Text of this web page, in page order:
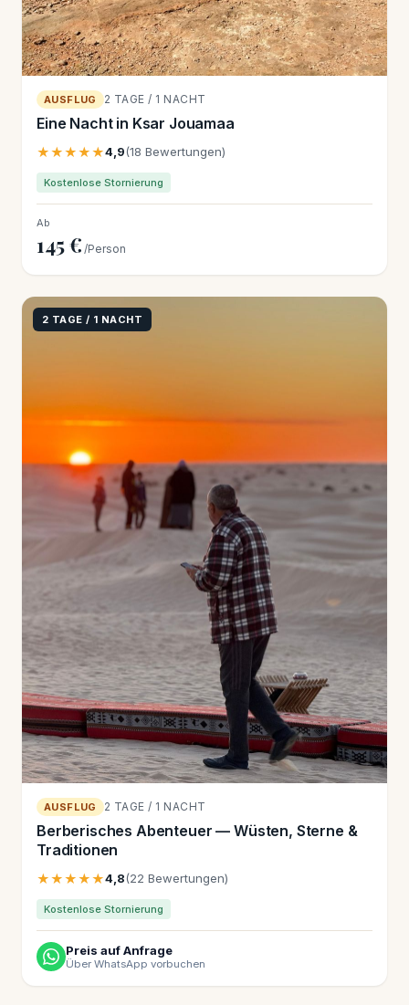
AUSFLUG 2 TAGE / 1 NACHT
Eine Nacht in Ksar Jouamaa
★★★★★4,9(18 Bewertungen)
Kostenlose Stornierung
Ab
145 € /Person
2 TAGE / 1 NACHT
AUSFLUG 2 TAGE / 1 NACHT
Berberisches Abenteuer — Wüsten, Sterne &
Traditionen
★★★★★4,8(22 Bewertungen)
Kostenlose Stornierung
Preis auf Anfrage
Über WhatsApp vorbuchen